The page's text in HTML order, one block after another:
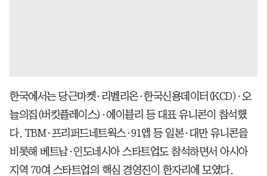
한국에서는 당근마켓·리벨리온·한국신용데이터(KCD)·오
늘의집(버킷플레이스)·에이블리 등 대표 유니콘이 참석했
다. TBM·프리퍼드네트웍스·91앱 등 일본·대만 유니콘을
비롯해 베트남·인도네시아 스타트업도 참석하면서 아시아
지역 70여 스타트업의 핵심 경영진이 한자리에 모였다.